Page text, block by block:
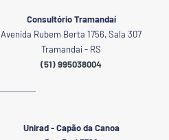
Consultório Tramandaí
Avenida Rubem Berta 1756, Sala 307
Tramandaí - RS
(51) 995038004
Unirad - Capão da Canoa